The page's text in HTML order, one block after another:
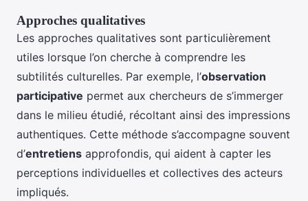
Approches qualitatives
Les approches qualitatives sont particulièrement
utiles lorsque l’on cherche à comprendre les
subtilités culturelles. Par exemple, l’observation
participative permet aux chercheurs de s’immerger
dans le milieu étudié, récoltant ainsi des impressions
authentiques. Cette méthode s’accompagne souvent
d’entretiens approfondis, qui aident à capter les
perceptions individuelles et collectives des acteurs
impliqués.